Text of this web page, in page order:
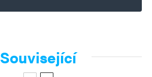
Související